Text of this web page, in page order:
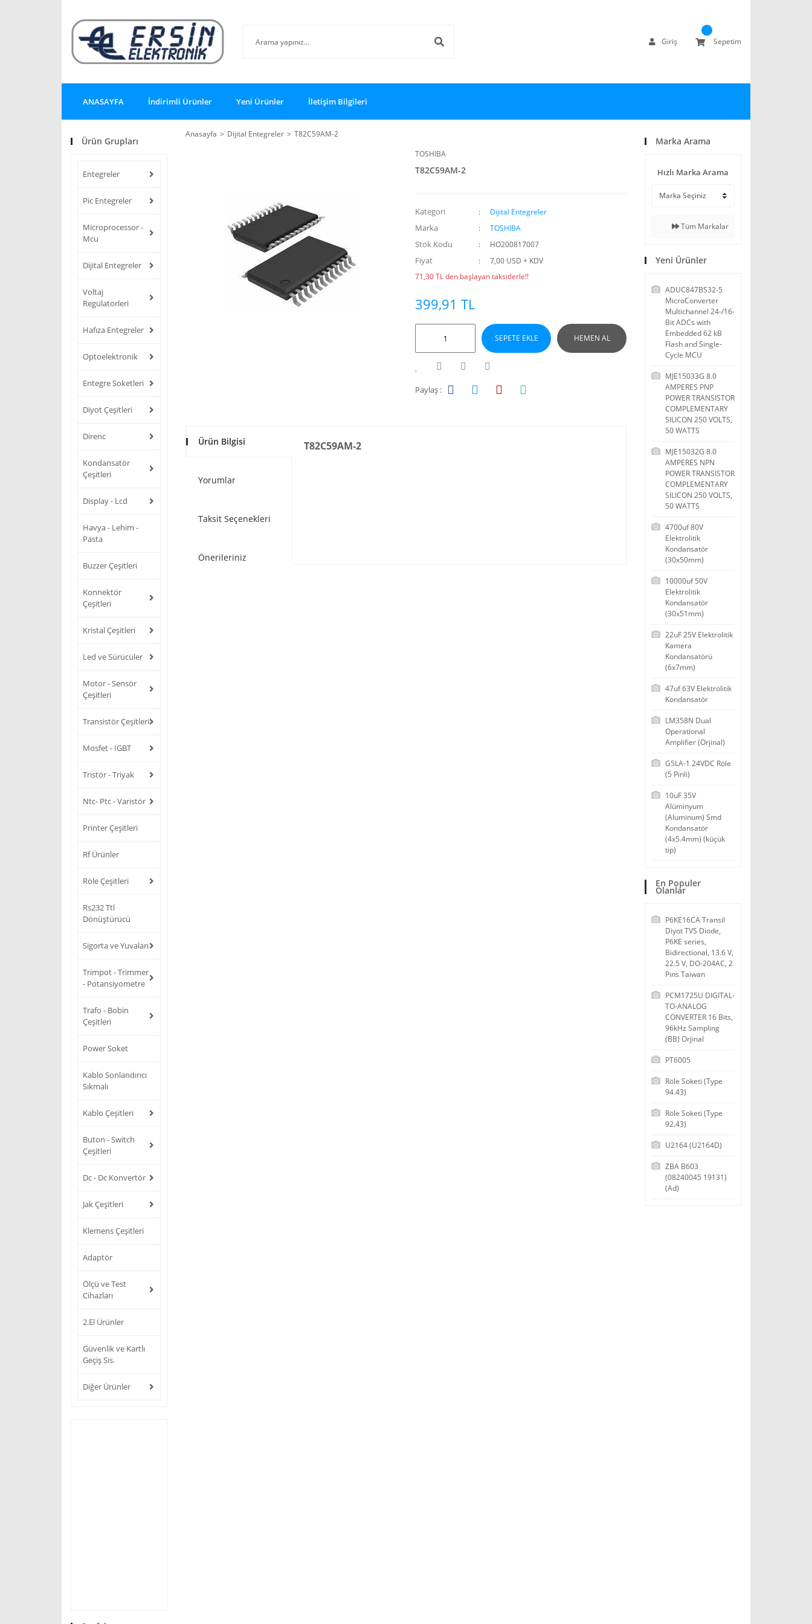
Giriş Sepetim
ANASAYFA İndirimli Ürünler Yeni Ürünler İletişim Bilgileri
Ürün Grupları
Entegreler
Pic Entegreler
Microprocessor -
Mcu
Dijital Entegreler
Voltaj
Regülatörleri
Hafıza Entegreler
Optoelektronik
Entegre Soketleri
Diyot Çeşitleri
Direnc
Kondansatör
Çeşitleri
Display - Lcd
Havya - Lehim -
Pasta
Buzzer Çeşitleri
Konnektör
Çeşitleri
Kristal Çeşitleri
Led ve Sürücüler
Motor - Sensör
Çeşitleri
Transistör Çeşitleri
Mosfet - IGBT
Tristör - Triyak
Ntc- Ptc - Varistör
Printer Çeşitleri
Rf Ürünler
Röle Çeşitleri
Rs232 Ttl
Dönüştürücü
Sigorta ve Yuvaları
Trimpot - Trimmer
- Potansiyometre
Trafo - Bobin
Çeşitleri
Power Soket
Kablo Sonlandırıcı
Sıkmalı
Kablo Çeşitleri
Buton - Switch
Çeşitleri
Dc - Dc Konvertör
Jak Çeşitleri
Klemens Çeşitleri
Adaptör
Ölçü ve Test
Cihazları
2.El Ürünler
Güvenlik ve Kartlı
Geçiş Sis.
Diğer Ürünler
Anasayfa Dijital Entegreler
T82C59AM-2
TOSHIBA
T82C59AM-2
Kategori Dijital Entegreler
Marka TOSHIBA
Stok Kodu HO200817007
Fiyat
7,00 USD + KDV
71,30 TL den başlayan taksitlerle!!
399,91 TL
SEPETE EKLE HEMEN AL
Paylaş :
Ürün Bilgisi
Yorumlar
Taksit Seçenekleri
Önerileriniz
T82C59AM-2
Marka Arama
Hızlı Marka Arama
Tüm Markalar
Yeni Ürünler
ADUC847BS32-5
MicroConverter
Multichannel 24-/16-
Bit ADCs with
Embedded 62 kB
Flash and Single-
Cycle MCU
MJE15033G 8.0
AMPERES PNP
POWER TRANSISTOR
COMPLEMENTARY
SILICON 250 VOLTS,
50 WATTS
MJE15032G 8.0
AMPERES NPN
POWER TRANSISTOR
COMPLEMENTARY
SILICON 250 VOLTS,
50 WATTS
4700uf 80V
Elektrolitik
Kondansatör
(30x50mm)
10000uf 50V
Elektrolitik
Kondansatör
(30x51mm)
22uF 25V Elektrolitik
Kamera
Kondansatörü
(6x7mm)
47uf 63V Elektrolitik
Kondansatör
LM358N Dual
Operational
Amplifier (Orjinal)
G5LA-1 24VDC Röle
(5 Pinli)
10uF 35V
Alüminyum
(Aluminum) Smd
Kondansatör
(4x5.4mm) (küçük
tip)
En Populer
Olanlar
P6KE16CA Transil
Diyot TVS Diode,
P6KE series,
Bidirectional, 13.6 V,
22.5 V, DO-204AC, 2
Pins Taiwan
PCM1725U DIGITAL-
TO-ANALOG
CONVERTER 16 Bits,
96kHz Sampling
(BB) Orjinal
PT6005
Röle Soketi (Type
94.43)
Röle Soketi (Type
92.43)
U2164 (U2164D)
ZBA B603
(08240045 19131)
(Ad)